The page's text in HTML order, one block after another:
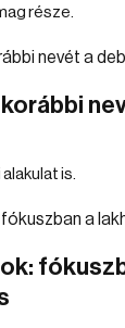
része.
is.